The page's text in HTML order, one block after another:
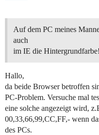
Auf dem PC meines
auch
im IE die Hintergrundfarbe!
Hallo,
da beide Browser betroffen
PC-Problem. Versuche mal
eine solche angezeigt wird,
00,33,66,99,CC,FF,- wenn
des PCs.